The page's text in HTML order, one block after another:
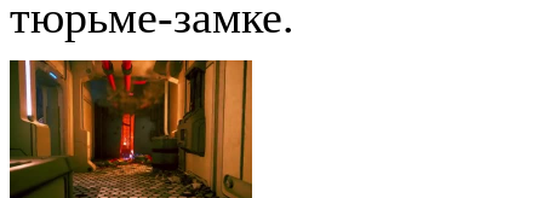
тюрьме-замке.